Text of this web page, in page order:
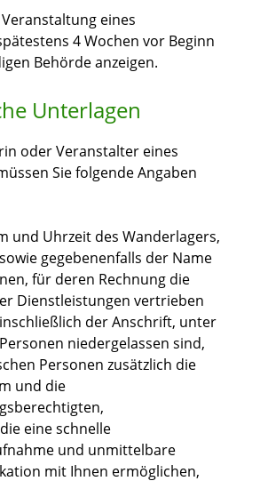
eines
4 Wochen vor Beginn
Behörde anzeigen.
Unterlagen
oder Veranstalter eines
Sie folgende Angaben
und Uhrzeit des Wanderlagers,
gegebenenfalls der Name
für deren Rechnung die
Dienstleistungen vertrieben
der Anschrift, unter
niedergelassen sind,
Personen zusätzlich die
und die
eine schnelle
und unmittelbare
mit Ihnen ermöglichen,